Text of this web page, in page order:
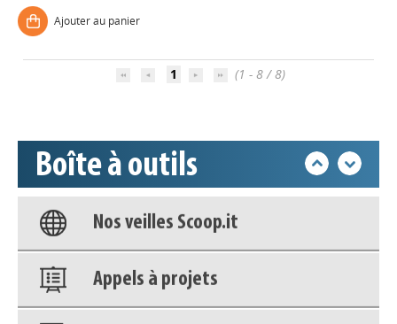
Ajouter au panier
1 (1 - 8 / 8)
Boîte à outils
Déposer une actu !
Accéder à son compte - (Se
déconnecter)
Base documentaire
Nos veilles Scoop.it
Appels à projets
Déposer une actu !